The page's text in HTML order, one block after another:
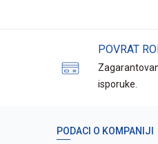
POVRAT
isporuke.
PODACI O KOMPANIJI